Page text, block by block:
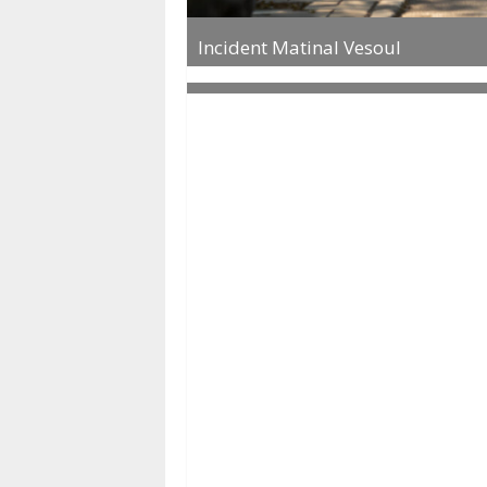
Incident Matinal Vesoul